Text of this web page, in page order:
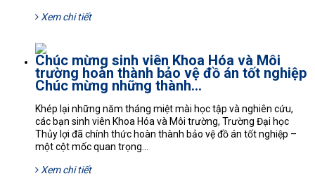
Xem chi tiết
Chúc mừng sinh viên Khoa Hóa và Môi
trường hoàn thành bảo vệ đồ án tốt nghiệp
Chúc mừng những thành...
Khép lại những năm tháng miệt mài học tập và nghiên cứu,
các bạn sinh viên Khoa Hóa và Môi trường, Trường Đại học
Thủy lợi đã chính thức hoàn thành bảo vệ đồ án tốt nghiệp –
một cột mốc quan trọng...
Xem chi tiết